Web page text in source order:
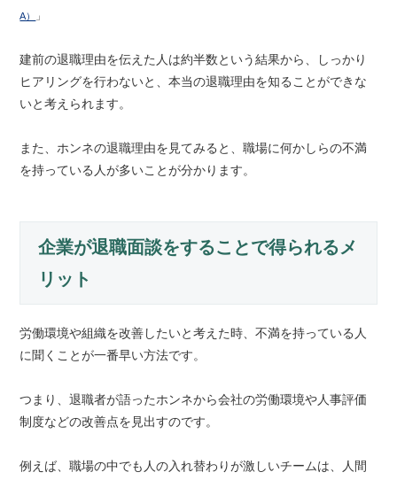
A） 」
建前の退職理由を伝えた人は約半数という結果から、しっかり
ヒアリングを行わないと、本当の退職理由を知ることができな
いと考えられます。
また、ホンネの退職理由を見てみると、職場に何かしらの不満
を持っている人が多いことが分かります。
企業が退職面談をすることで得られるメ
リット
労働環境や組織を改善したいと考えた時、不満を持っている人
に聞くことが一番早い方法です。
つまり、退職者が語ったホンネから会社の労働環境や人事評価
制度などの改善点を見出すのです。
例えば、職場の中でも人の入れ替わりが激しいチームは、人間